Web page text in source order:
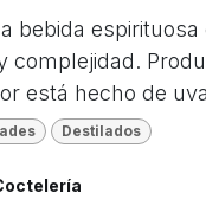
bebida
complejidad.
está hecho de
Destilados